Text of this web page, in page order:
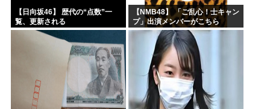
【日向坂46】 歴代の“点数”一
覧、更新される
【NMB48】 「ご乱心！士キャン
プ」出演メンバーがこちら